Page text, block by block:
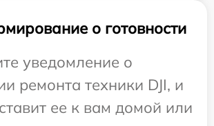
о готовности
уведомление о
ремонта техники DJI, и
ее к вам домой или